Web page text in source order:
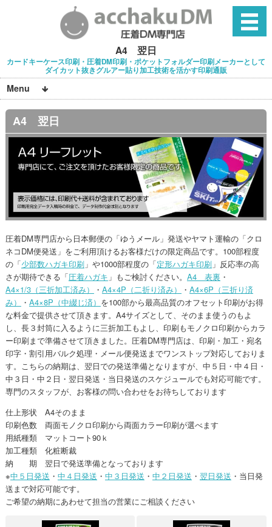
A4 翌日
カードキーケース印刷・圧着DM印刷・ポケットフォルダー印刷メーカーとして
ダイカット抜きグルアー貼り加工技術を活かす印刷通販
Menu
A4 翌日
圧着DM専門店から日本郵便の「ゆうメール」発送やヤマト運輸の「クロ
ネコDM便発送」をご利用頂けるお客様だけの限定商品です。100部程度
の「少部数ハガキ印刷」や1000部程度の「定形ハガキ印刷」反応率の高
さが期待できる「圧着ハガキ 」もご検討ください。 A4 表裏 ・
A4×1/3（三折加工済み）
・ A4×4P（二折り済み） ・ A4×6P（三折り済
み）
・ A4×8P（中綴じ済） を100部から最高品質のオフセット印刷がお得
な料金で提供させて頂きます。A4サイズとして、そのまま使うのもよ
し、長３封筒に入るように三折加工もよし、印刷もモノクロ印刷からカラ
ー印刷まで準備させて頂きました。圧着DM専門店は、印刷・加工・宛名
印字・割引用バルク処理・メール便発送までワンストップ対応しておりま
す。こちらの納期は、翌日での発送準備となりますが、中５日・中４日・
中３日・中２日・翌日発送・当日発送のスケジュールでも対応可能です。
専門のスタッフが、お客様の問い合わせをお待ちしております
仕上形状 A4そのまま
印刷色数 両面モノクロ印刷から両面カラー印刷が選べます
用紙種類 マットコート90ｋ
加工種類 化粧断裁
納 期 翌日で発送準備となっております
※中５日発送 ・ 中４日発送 ・ 中３日発送 ・ 中２日発送 ・ 翌日発送 ・当日発
送まで対応可能です。
ご希望の納期にあわせて担当の営業にご相談ください